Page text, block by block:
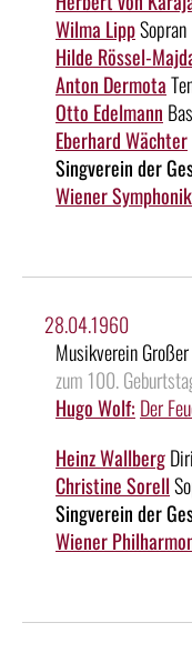
Wilma LippSopran
Hilde Rössel-
Anton Dermota
Otto Edelmann
Eberhard Wächter
Singverein der
Wiener
28.04.1960
Musikverein
zum 100.
Hugo Wolf: Der
Heinz Wallberg
Christine Sorell
Singverein der
Wiener